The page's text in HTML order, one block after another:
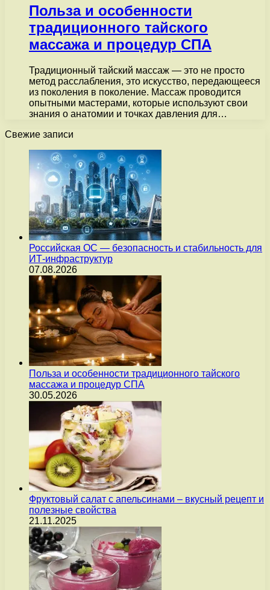
Польза и особенности
традиционного тайского
массажа и процедур СПА
Традиционный тайский массаж — это не просто
метод расслабления, это искусство, передающееся
из поколения в поколение. Массаж проводится
опытными мастерами, которые используют свои
знания о анатомии и точках давления для…
Свежие записи
Российская ОС — безопасность и стабильность для
ИТ-инфраструктур
07.08.2026
Польза и особенности традиционного тайского
массажа и процедур СПА
30.05.2026
Фруктовый салат с апельсинами – вкусный рецепт и
полезные свойства
21.11.2025